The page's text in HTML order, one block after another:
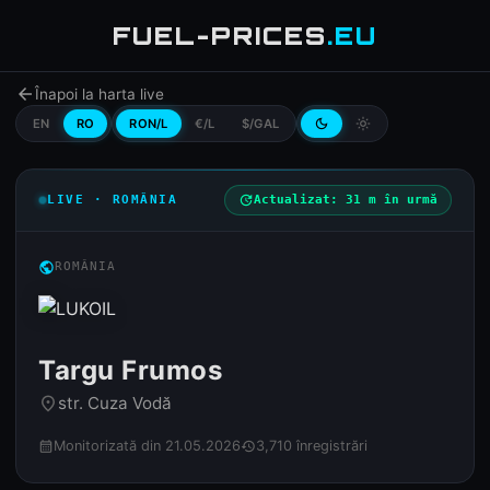
FUEL-PRICES.EU
arrow_backÎnapoi la harta live
EN RO RON/L €/L $/GAL dark_mode light_mode
LIVE · ROMÂNIA updateActualizat: 31 m în urmă
publicROMÂNIA
Targu Frumos
place str. Cuza Vodă
calendar_month Monitorizată din 21.05.2026history3,710 înregistrări